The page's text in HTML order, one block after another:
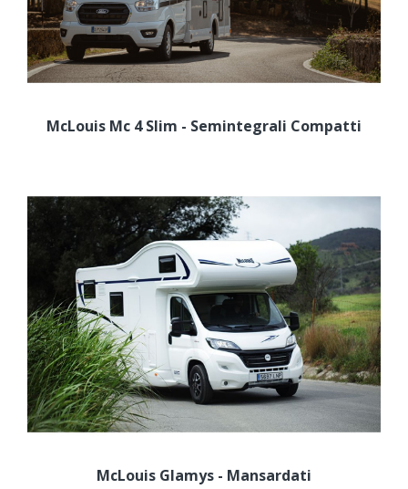
McLouis Mc 4 Slim - Semintegrali Compatti
McLouis Glamys - Mansardati